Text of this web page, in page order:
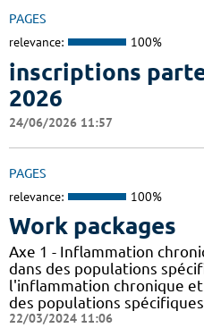
PAGES
relevance: 100%
inscriptions
2026
24/06/2026 11:57
PAGES
relevance: 100%
Work packages
Axe 1 - Inflammation
dans des populations
l'inflammation chronique
des populations
22/03/2024 11:06